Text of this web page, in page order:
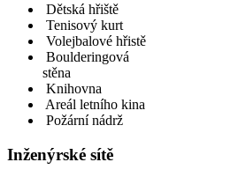
Dětská hřiště
Tenisový kurt
Volejbalové hřistě
Boulderingová
stěna
Knihovna
Areál letního kina
Požární nádrž
Inženýrské sítě